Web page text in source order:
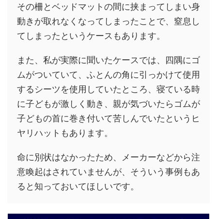
その柵とベッドマットの間に挟まってしまい身
動きが取れなくなってしまったことで、窒息し
てしまったというケースもあります。
また、私が実際に聞いたケースでは、四隅にゴ
ムがついていて、ふとんの角に引っかけて使用
するシーツを使用していたところ、寝ている時
に子どもが激しく動き、親が気づいたらゴムが
子どもの首に巻き付いて苦しんでいたというヒ
ヤリハットもあります。
命に別状はなかったため、メーカーなどから注
意喚起はされていませんが、そういう事例もあ
ると知っておいてほしいです。